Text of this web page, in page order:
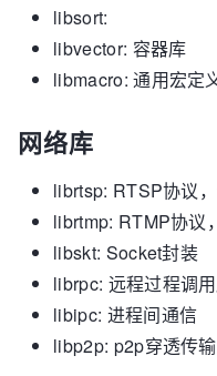
libsort:
libvector: 容器库
libmacro: 通用宏定
网络库
librtsp: RTSP协议
librtmp: RTMP协议
libskt: Socket封装
librpc: 远程过程调
libipc: 进程间通信
libp2p: p2p穿透传输